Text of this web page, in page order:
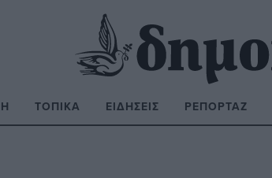
ΤΟΠΙΚΆ ΕΙΔΉΣΕΙΣ ΡΕΠΟΡΤΆΖ